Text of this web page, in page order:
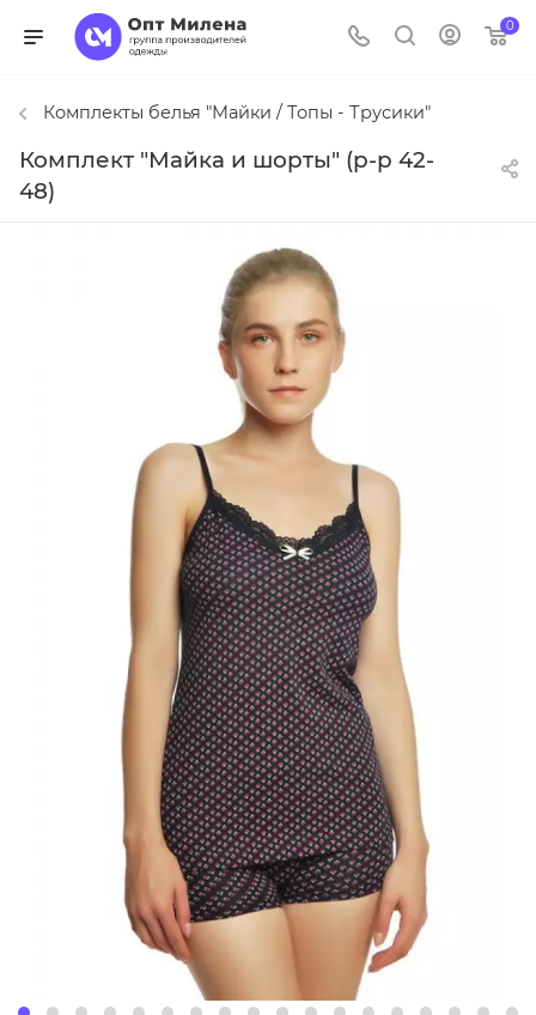
0
Комплекты белья "Майки / Топы - Трусики"
Комплект "Майка и шорты" (р-р 42-
48)